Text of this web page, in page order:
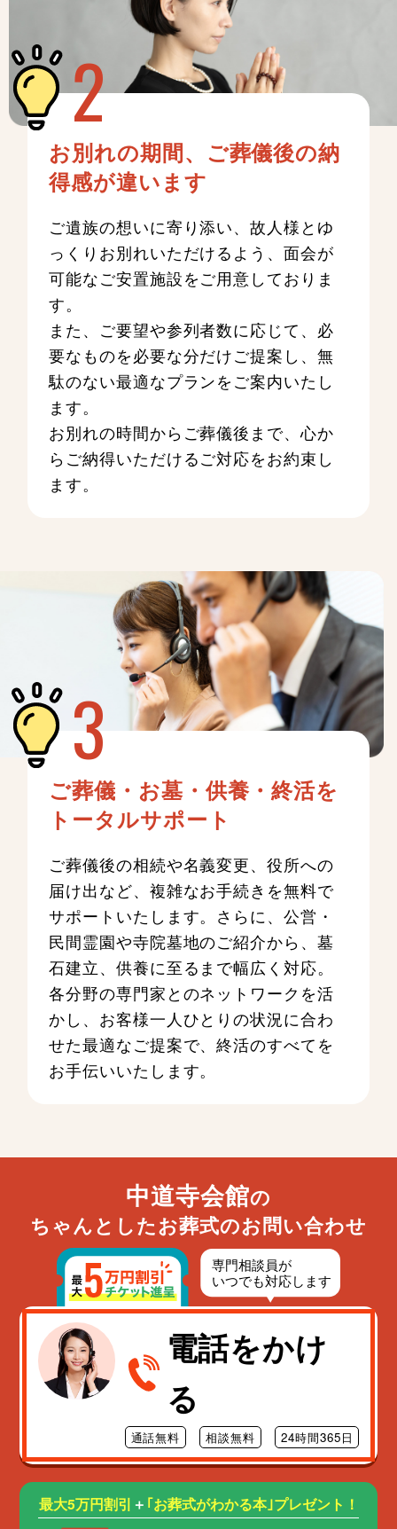
お別れの期間、ご葬儀後の納
得感が違います
ご遺族の想いに寄り添い、故人様とゆ
っくりお別れいただけるよう、面会が
可能なご安置施設をご用意しておりま
す。
また、ご要望や参列者数に応じて、必
要なものを必要な分だけご提案し、無
駄のない最適なプランをご案内いたし
ます。
お別れの時間からご葬儀後まで、心か
らご納得いただけるご対応をお約束し
ます。
ご葬儀・お墓・供養・終活を
トータルサポート
ご葬儀後の相続や名義変更、役所への
届け出など、複雑なお手続きを無料で
サポートいたします。さらに、公営・
民間霊園や寺院墓地のご紹介から、墓
石建立、供養に至るまで幅広く対応。
各分野の専門家とのネットワークを活
かし、お客様一人ひとりの状況に合わ
せた最適なご提案で、終活のすべてを
お手伝いいたします。
中道寺会館の
ちゃんとしたお葬式のお問い合わせ
電話をかけ
る
通話無料 相談無料 24時間365日
最大5万円割引 ＋ ｢お葬式がわかる本｣プレゼント！